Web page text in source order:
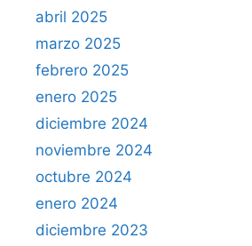
abril 2025
marzo 2025
febrero 2025
enero 2025
diciembre 2024
noviembre 2024
octubre 2024
enero 2024
diciembre 2023